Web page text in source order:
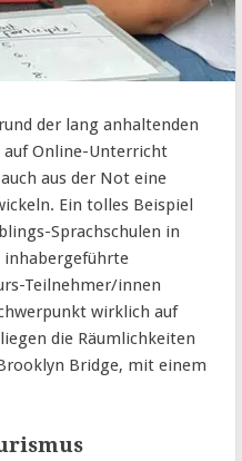
der lang anhaltenden
auf Online-Unterricht
aus der Not eine
Ein tolles Beispiel
Sprachschulen in
inhabergeführte
Teilnehmer/innen
wirklich auf
die Räumlichkeiten
Bridge, mit einem